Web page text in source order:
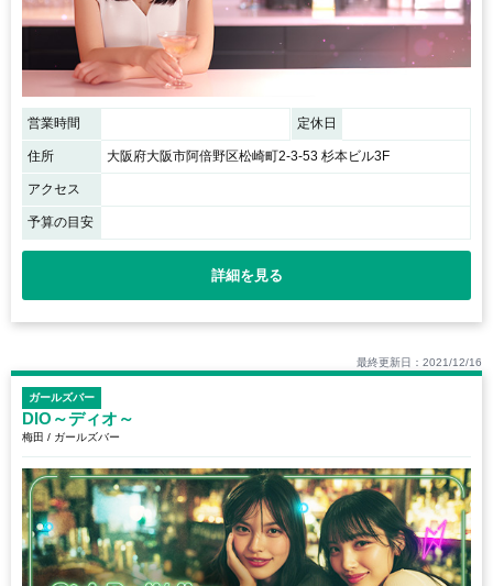
営業時間 定休日
住所 大阪府大阪市阿倍野区松崎町2-3-53 杉本ビル3F
アクセス
予算の目安
詳細を見る
最終更新日：2021/12/16
ガールズバー
DIO～ディオ～
梅田 / ガールズバー